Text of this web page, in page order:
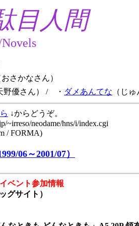
目人間
おさかなさん）
野優さん） / ・ ダメあんてな （じ
↓からどうぞ。
~irreso/neodame/hns/i/index.cgi
/ FORMA)
06～2001/07）
ベント参加情報
グサイト）